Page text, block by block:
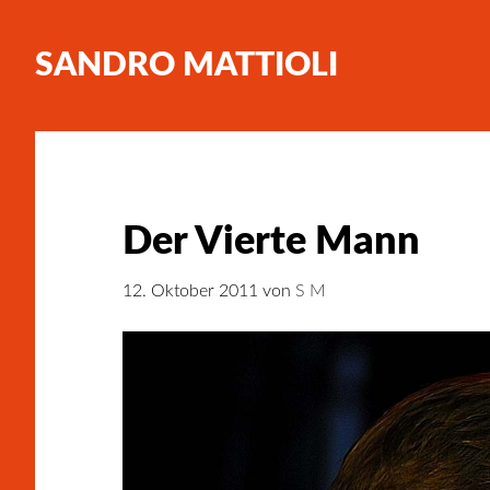
SANDRO MATTIOLI
Der Vierte Mann
12. Oktober 2011 von S M